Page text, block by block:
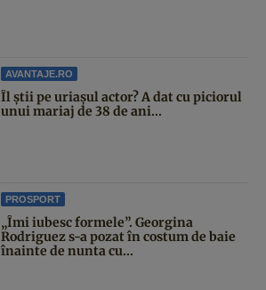
AVANTAJE.RO
Îl știi pe uriașul actor? A dat cu piciorul
unui mariaj de 38 de ani...
PROSPORT
„Îmi iubesc formele”. Georgina
Rodriguez s-a pozat în costum de baie
înainte de nunta cu...